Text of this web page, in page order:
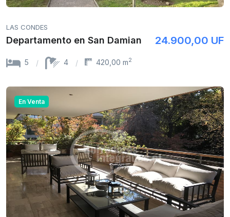
LAS CONDES
Departamento en San Damian 24.900,00 UF
5 4 420,00 m2
En Venta